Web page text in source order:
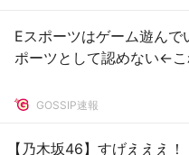
Eスポーツはゲーム遊んで
ポーツとして認めない←こ
GOSSIP速報
【乃木坂46】すげえええ